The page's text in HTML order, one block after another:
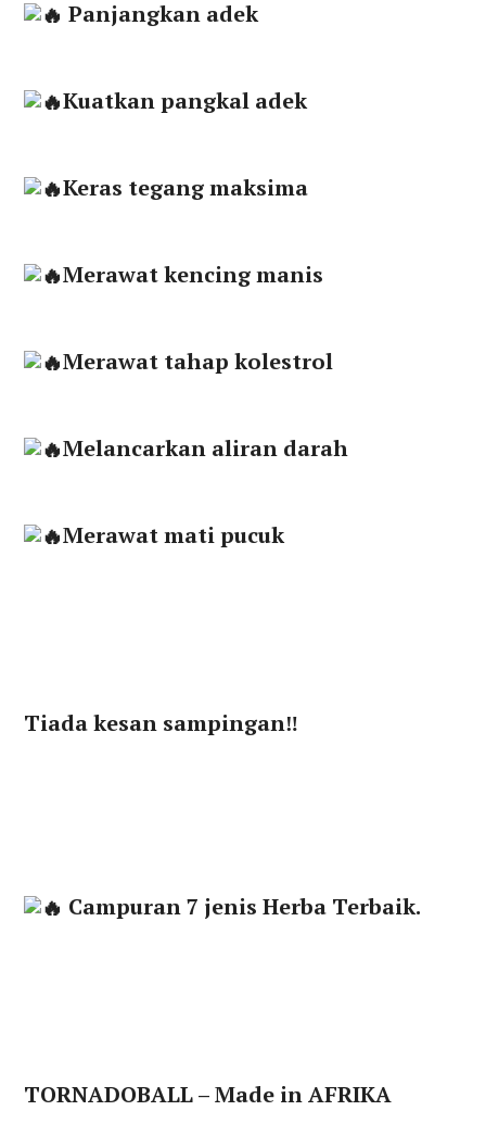
Panjangkan adek
Kuatkan pangkal adek
Keras tegang maksima
Merawat kencing manis
Merawat tahap kolestrol
Melancarkan aliran darah
Merawat mati pucuk
Tiada kesan sampingan‼
Campuran 7 jenis Herba Terbaik.
TORNADOBALL – Made in AFRIKA